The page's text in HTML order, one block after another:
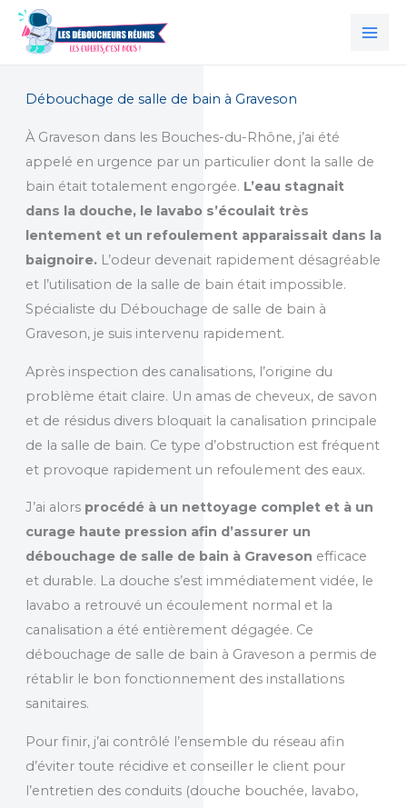
Aller
contenu
Débouchage de salle de bain à Graveson
À Graveson dans les Bouches-du-Rhône, j’ai été
appelé en urgence par un particulier dont la salle de
bain était totalement engorgée. L’eau stagnait
dans la douche, le lavabo s’écoulait très
lentement et un refoulement apparaissait dans la
baignoire.L’odeur devenait rapidement désagréable
et l’utilisation de la salle de bain était impossible.
Spécialiste du Débouchage de salle de bain à
Graveson, je suis intervenu rapidement.
Après inspection des canalisations, l’origine du
problème était claire. Un amas de cheveux, de savon
et de résidus divers bloquait la canalisation principale
de la salle de bain. Ce type d’obstruction est fréquent
et provoque rapidement un refoulement des eaux.
J’ai alors procédé à un nettoyage complet et à un
curage haute pression afin d’assurer un
débouchage de salle de bain à Graveson efficace
et durable. La douche s’est immédiatement vidée, le
lavabo a retrouvé un écoulement normal et la
canalisation a été entièrement dégagée. Ce
débouchage de salle de bain à Graveson a permis de
rétablir le bon fonctionnement des installations
sanitaires.
Pour finir, j’ai contrôlé l’ensemble du réseau afin
d’éviter toute récidive et conseiller le client pour
l’entretien des conduits (douche bouchée, lavabo,